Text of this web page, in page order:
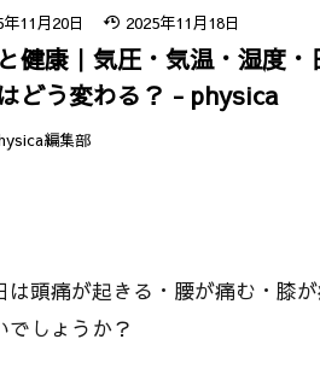
11月20日 2025年11月18日
健康｜気圧・気温・湿度・
どう変わる？ - physica
編集部
は頭痛が起きる・腰が痛む・膝
でしょうか？